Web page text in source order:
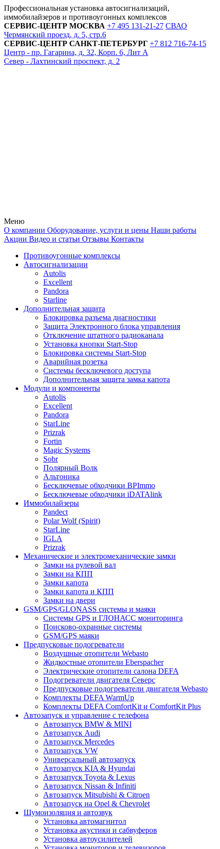
Профессиональная установка автосигнализаций,
иммобилайзеров и противоугонных комплексов
СЕРВИС-ЦЕНТР МОСКВА +7 495 131-21-27 СВАО
Чермянский проезд, д. 5, стр.6
СЕРВИС-ЦЕНТР САНКТ-ПЕТЕРБУРГ +7 812 716-74-15
Центр - пр. Гагарина, д. 32, Корп. 6, Лит А
Север - Лахтинский проспект, д. 2
Меню
О компании Оборудование, услуги и цены Наши работы
Акции Видео и статьи Отзывы Контакты
Противоугонные комплексы
Автосигнализации
Autolis
Excellent
Pandora
Starline
Дополнительная защита
Блокировка разъема диагностики
Защита Электронного блока управления
Отключение штатного радиоканала
Установка кнопки Start-Stop
Блокировка системы Start-Stop
Аварийная розетка
Системы бесключевого доступа
Дополнительная защита замка капота
Модули и компоненты
Autolis
Excellent
Pandora
StarLine
Prizrak
Fortin
Magic Systems
Sobr
Полярный Волк
Альтоника
Бесключевые обходчики BPImmo
Бесключевые обходчики iDATAlink
Иммобилайзеры
Pandect
Polar Wolf (Spirit)
StarLine
IGLA
Prizrak
Механические и электромеханические замки
Замки на рулевой вал
Замки на КПП
Замки капота
Замки капота и КПП
Замки на двери
GSM/GPS/GLONASS системы и маяки
Системы GPS и ГЛОНАСС мониторинга
Поисково-охранные системы
GSM/GPS маяки
Предпусковые подогреватели
Воздушные отопители Webasto
Жидкостные отопители Eberspacher
Электрические отопители салона DEFA
Подогреватели двигателя Северс
Предпусковые подогреватели двигателя Webasto
Комплекты DEFA WarmUp
Комплекты DEFA ComfortKit и ComfortKit Plus
Автозапуск и управление с телефона
Автозапуск BMW & MINI
Автозапуск Audi
Автозапуск Mercedes
Автозапуск VW
Универсальный автозапуск
Автозапуск KIA & Hyundai
Автозапуск Toyota & Lexus
Автозапуск Nissan & Infiniti
Автозапуск Mitsubishi & Citroen
Автозапуск на Opel & Chevrolet
Шумоизоляция и автозвук
Установка автомагнитол
Установка акустики и сабвуферов
Установка автоусилителей